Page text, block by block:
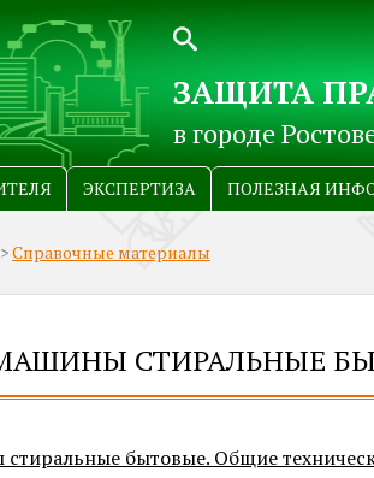
ЗАЩИТА
в городе
ЭКСПЕРТИЗА ПОЛЕЗНАЯ
>Справочные материалы
МАШИНЫ СТИРАЛЬНЫЕ
бытовые. Общие